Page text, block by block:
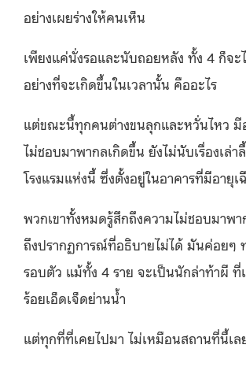
อย่างเผยร่างให้คนเห็น
เพียงแค่นั่งรอและนับถอยหลัง ทั้ง 4 ก็จะ
อย่างที่จะเกิดขึ้นในเวลานั้น คืออะไร
แต่ขณะนี้ทุกคนต่างขนลุกและหวั่นไหว มี
ไม่ชอบมาพากลเกิดขึ้น ยังไม่นับเรื่องเล่า
โรงแรมแห่งนี้ ซึ่งตั้งอยู่ในอาคารที่มีอายุ
พวกเขาทั้งหมดรู้สึกถึงความไม่ชอบมาพ
ถึงปรากฏการณ์ที่อธิบายไม่ได้ มันค่อยๆ
รอบตัว แม้ทั้ง 4 ราย จะเป็นนักล่าท้าผี ที่
ร้อยเอ็ดเจ็ดย่านน้ำ
แต่ทุกที่ที่เคยไปมา ไม่เหมือนสถานที่นี้เ